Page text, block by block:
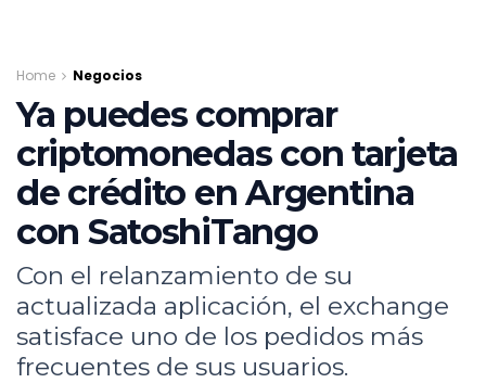
Home Negocios
Ya puedes comprar
criptomonedas con tarjeta
de crédito en Argentina
con SatoshiTango
Con el relanzamiento de su
actualizada aplicación, el exchange
satisface uno de los pedidos más
frecuentes de sus usuarios.